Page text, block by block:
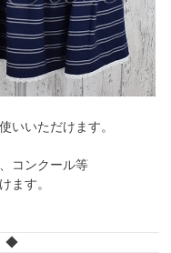
いいただけます。
コンクール等
ます。
◆